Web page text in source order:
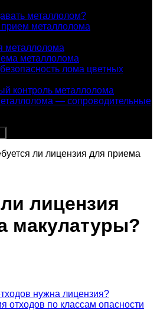
металлолом?
металлолома
металлолома
металлолома
лома цветных
контроль металлолома
— сопроводительные
ли лицензия для приема
лицензия
макулатуры?
нужна лицензия?
отходов по классам опасности